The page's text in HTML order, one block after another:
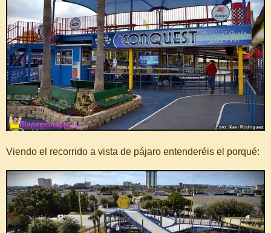
Viendo el recorrido a vista de pájaro entenderéis el porqué: